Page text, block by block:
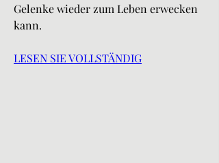
Gelenke wieder zum Leben erwecken
kann.
LESEN SIE VOLLSTÄNDIG